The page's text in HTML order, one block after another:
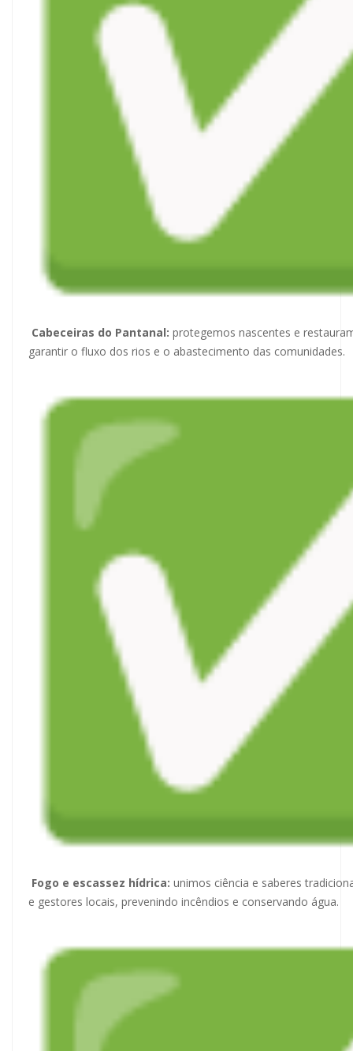
Cabeceiras do Pantanal: protegemos nascentes e
garantir o fluxo dos rios e o abastecimento das comunidades.
Fogo e escassez hídrica: unimos ciência e saberes
e gestores locais, prevenindo incêndios e conservando água.